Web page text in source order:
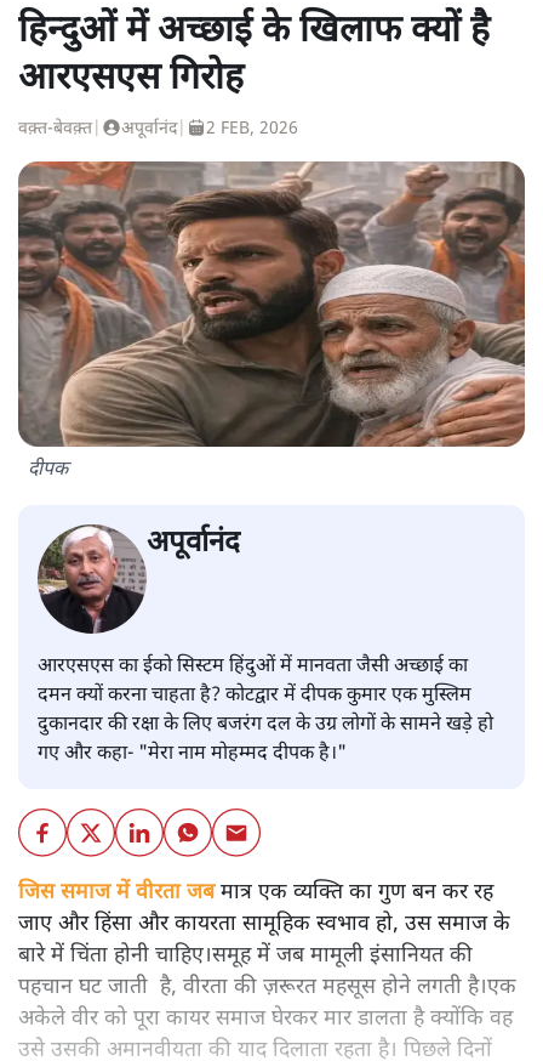
हिन्दुओं में अच्छाई के खिलाफ क्यों है
आरएसएस गिरोह
वक़्त-बेवक़्त अपूर्वानंद| 2 FEB, 2026
दीपक
अपूर्वानंद
आरएसएस का ईको सिस्टम हिंदुओं में मानवता जैसी अच्छाई का
दमन क्यों करना चाहता है? कोटद्वार में दीपक कुमार एक मुस्लिम
दुकानदार की रक्षा के लिए बजरंग दल के उग्र लोगों के सामने खड़े हो
गए और कहा- "मेरा नाम मोहम्मद दीपक है।"
जिस समाज में वीरता जबमात्र एक व्यक्ति का गुण बन कर रह
जाए और हिंसा और कायरता सामूहिक स्वभाव हो, उस समाज के
बारे में चिंता होनी चाहिए।समूह में जब मामूली इंसानियत की
पहचान घट जाती है, वीरता की ज़रूरत महसूस होने लगती है।एक
अकेले वीर को पूरा कायर समाज घेरकर मार डालता है क्योंकि वह
उसे उसकी अमानवीयता की याद दिलाता रहता है। पिछले दिनों